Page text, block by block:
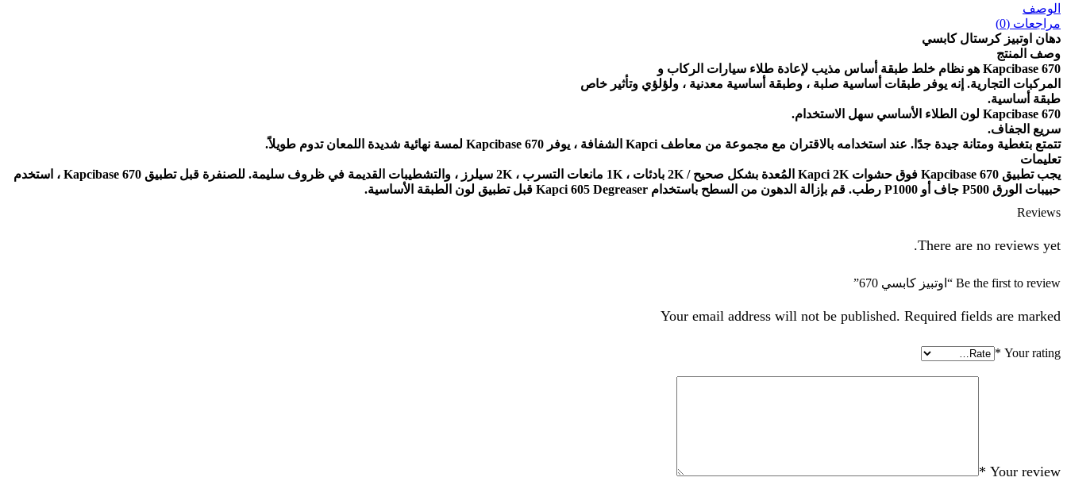
الوصف
مراجعات (0)
دهان اوتبيز كرستال كابسي
وصف المنتج
Kapcibase 670 هو نظام خلط طبقة أساس مذيب لإعادة طلاء سيارات الركاب و
المركبات التجارية. إنه يوفر طبقات أساسية صلبة ، وطبقة أساسية معدنية ، ولؤلؤي وتأثير خاص
طبقة أساسية.
Kapcibase 670 لون الطلاء الأساسي سهل الاستخدام.
سريع الجفاف.
تتمتع بتغطية ومتانة جيدة جدًا. عند استخدامه بالاقتران مع مجموعة من معاطف Kapci الشفافة ، يوفر Kapcibase 670 لمسة نهائية شديدة اللمعان تدوم طويلاً.
تعليمات
يجب تطبيق Kapcibase 670 فوق حشوات Kapci 2K المُعدة بشكل صحيح / 2K بادئات ، 1K مانعات التسرب ، 2K سيلرز ، والتشطيبات القديمة في ظروف سليمة. للصنفرة قبل تطبيق Kapcibase 670 ، استخدم
حبيبات الورق P500 جاف أو P1000 رطب. قم بإزالة الدهون من السطح باستخدام Kapci 605 Degreaser قبل تطبيق لون الطبقة الأساسية.
Reviews
There are no reviews yet.
Be the first to review “اوتبيز كابسي 670”
Your email address will not be published. Required fields are marked
Your rating
*
Your review
*